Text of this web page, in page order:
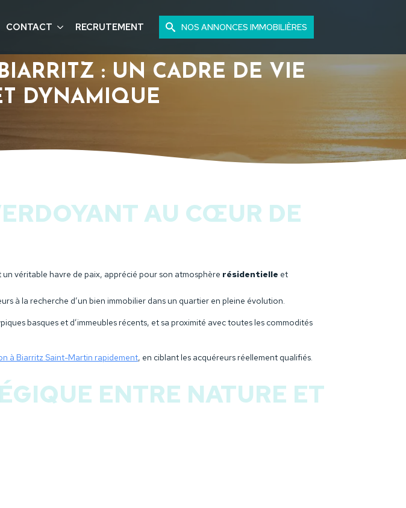
CONTACT RECRUTEMENT NOS ANNONCES IMMOBILIÈRES
: UN CADRE DE VIE
DYNAMIQUE
AU CŒUR DE
un véritable havre de paix, apprécié pour son atmosphère résidentielle et
à la recherche d’un bien immobilier dans un quartier en pleine évolution.
basques et d’immeubles récents, et sa proximité avec toutes les commodités
à Biarritz Saint-Martin rapidement, en ciblant les acquéreurs réellement qualifiés.
ENTRE NATURE ET